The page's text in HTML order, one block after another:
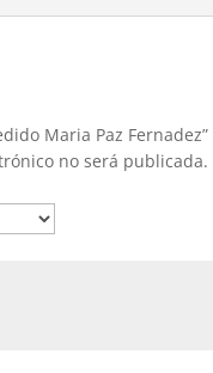
Maria Paz Fernadez”
no será publicada.